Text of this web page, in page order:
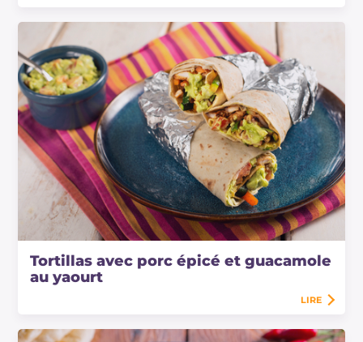
Tortillas avec porc épicé et guacamole
au yaourt
LIRE